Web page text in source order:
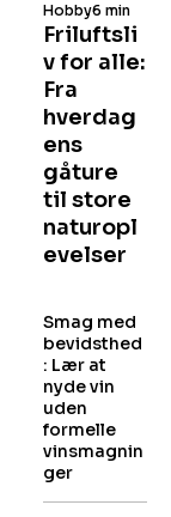
Friluftsli
v for alle:
Fra
hverdag
ens
gåture
til store
naturopl
evelser
Hobby6 min
Smag med
bevidsthed
: Lær at
nyde vin
uden
formelle
vinsmagnin
ger